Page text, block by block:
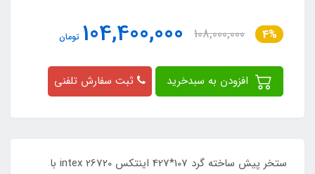
4%
108,000,000
104,400,000 تومان
ثبت سفارش تلفنی
ستخر پیش ساخته گرد 107*427 اینتکس intex 26720 با